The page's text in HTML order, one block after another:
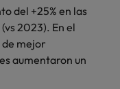
del +25% en las
2023). En el
de mejor
aumentaron un